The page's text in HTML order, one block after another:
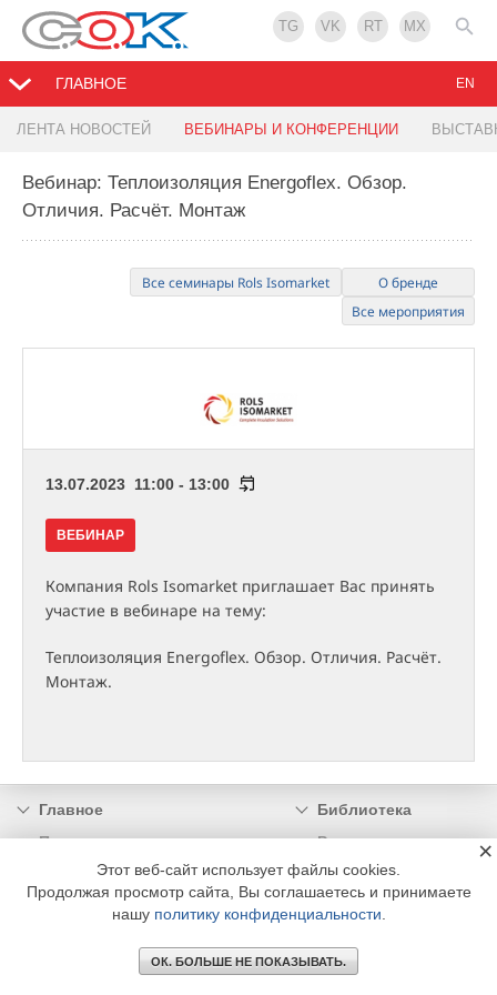
TG VK RT MX
ГЛАВНОЕ
ЛЕНТА НОВОСТЕЙ ВЕБИНАРЫ И КОНФЕРЕНЦИИ
EN
Вебинар: Теплоизоляция Energoflex. Обзор.
Отличия. Расчёт. Монтаж
Все семинары Rols Isomarket
О бренде
Все мероприятия
13.07.2023 11:00 - 13:00
ВЕБИНАР
Компания Rols Isomarket приглашает Вас принять
участие в вебинаре на тему:
Теплоизоляция Energoflex. Обзор. Отличия. Расчёт.
Монтаж.
Главное
Библиотека
Подписка
Реклама
Информация
© 2002 - 2026 OOO Издательский дом «МЕДИА ТЕХНОЛОДЖИ» +7 (495) 665-00-
Этот веб-сайт использует файлы cookies.
Продолжая просмотр сайта, Вы соглашаетесь и принимаете
нашу политику конфиденциальности
ОК. БОЛЬШЕ НЕ ПОКАЗЫВАТЬ.
×